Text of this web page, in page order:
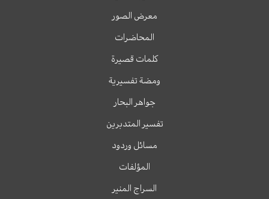
معرض الصور
المحاضرات
كلمات قصيرة
ومضة تفسيرية
جواهر البحار
تفسير المتدبرين
مسائل وردود
المؤلفات
السراج المنير